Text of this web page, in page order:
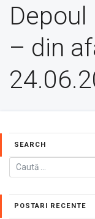
– din
SEARCH
POSTARI RECENTE